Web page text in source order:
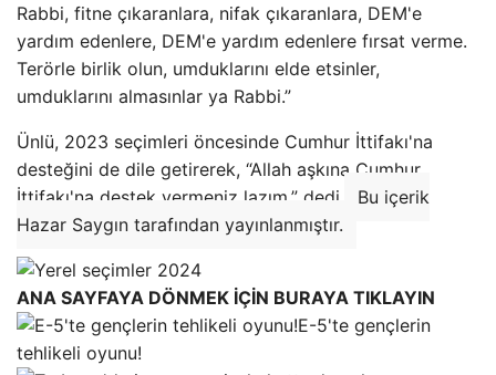
Rabbi, fitne çıkaranlara, nifak çıkaranlara, DEM'e
yardım edenlere, DEM'e yardım edenlere fırsat verme.
Terörle birlik olun, umduklarını elde etsinler,
umduklarını almasınlar ya Rabbi.”
Ünlü, 2023 seçimleri öncesinde Cumhur İttifakı'na
desteğini de dile getirerek, “Allah aşkına Cumhur
İttifakı'na destek vermeniz lazım.” dedi.
Bu içerik
Hazar Saygın tarafından yayınlanmıştır.
ANA SAYFAYA DÖNMEK İÇİN BURAYA TIKLAYIN
E-5'te gençlerin
tehlikeli oyunu!